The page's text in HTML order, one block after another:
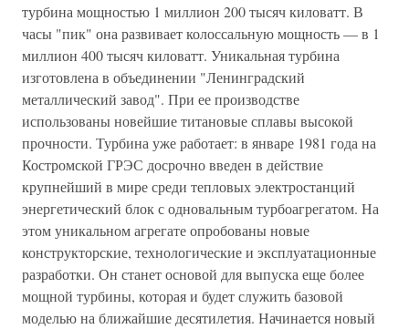
турбина мощностью 1 миллион 200 тысяч киловатт. В
часы "пик" она развивает колоссальную мощность — в 1
миллион 400 тысяч киловатт. Уникальная турбина
изготовлена в объединении "Ленинградский
металлический завод". При ее производстве
использованы новейшие титановые сплавы высокой
прочности. Турбина уже работает: в январе 1981 года на
Костромской ГРЭС досрочно введен в действие
крупнейший в мире среди тепловых электростанций
энергетический блок с одновальным турбоагрегатом. На
этом уникальном агрегате опробованы новые
конструкторские, технологические и эксплуатационные
разработки. Он станет основой для выпуска еще более
мощной турбины, которая и будет служить базовой
моделью на ближайшие десятилетия. Начинается новый